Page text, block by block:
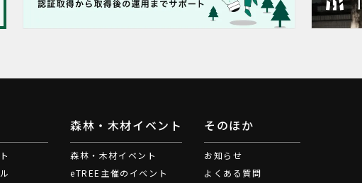
森林・木材イベント
森林・木材イベント
eTREE主催のイベント
そのほか
お知らせ
よくある質問